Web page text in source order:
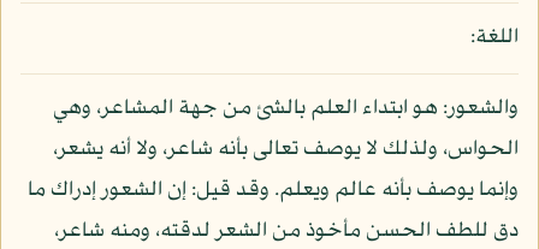
اللغة:
والشعور: هو ابتداء العلم بالشئ من جهة المشاعر، وهي
الحواس، ولذلك لا يوصف تعالى بأنه شاعر، ولا أنه يشعر،
وإنما يوصف بأنه عالم ويعلم. وقد قيل: إن الشعور إدراك ما
دق للطف الحسن مأخوذ من الشعر لدقته، ومنه شاعر،